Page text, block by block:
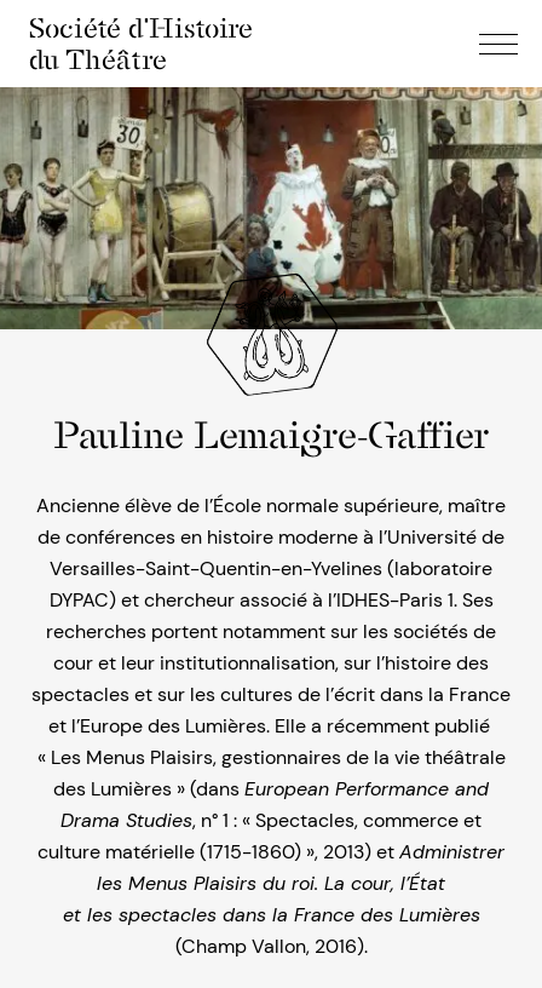
Société d'Histoire
du Théâtre
Pauline Lemaigre-Gaffier
Ancienne élève de l’École normale supérieure, maître
de conférences en histoire moderne à l’Université de
Versailles-Saint-Quentin-en-Yvelines (laboratoire
DYPAC) et chercheur associé à l’IDHES-Paris 1. Ses
recherches portent notamment sur les sociétés de
cour et leur institutionnalisation, sur l’histoire des
spectacles et sur les cultures de l’écrit dans la France
et l’Europe des Lumières. Elle a récemment publié
« Les Menus Plaisirs, gestionnaires de la vie théâtrale
des Lumières » (dansEuropean Performance and
Drama Studies, n° 1 : « Spectacles, commerce et
culture matérielle (1715-1860) », 2013) etAdministrer
les Menus Plaisirs du roi. La cour, l’État
et les spectacles dans la France des Lumières
(Champ Vallon, 2016).